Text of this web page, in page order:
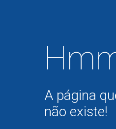
A página
não existe!